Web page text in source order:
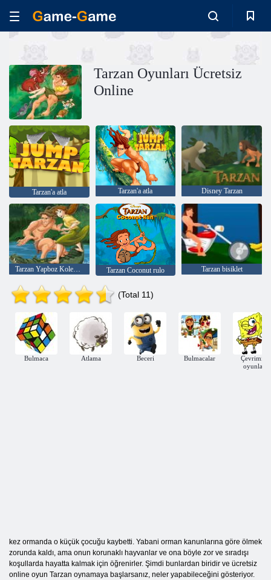
Tarzan Oyunları Ücretsiz
Online
Tarzan'a atla Tarzan'a atla Disney Tarzan
Tarzan Yapboz Koleksiyonu Tarzan Coconut rulo Tarzan bisiklet
(Total 11)
Bulmaca Atlama Beceri Bulmacalar
Çevrimiçi
oyunlar
kez ormanda o küçük çocuğu kaybetti. Yabani orman kanunlarına göre ölmek
zorunda kaldı, ama onun korunaklı hayvanlar ve ona böyle zor ve sıradışı
koşullarda hayatta kalmak için öğrenirler. Şimdi bunlardan biridir ve ücretsiz
online oyun Tarzan oynamaya başlarsanız, neler yapabileceğini gösteriyor.